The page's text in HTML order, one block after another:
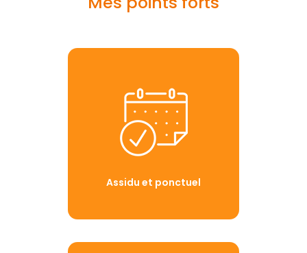
Assidu et ponctuel